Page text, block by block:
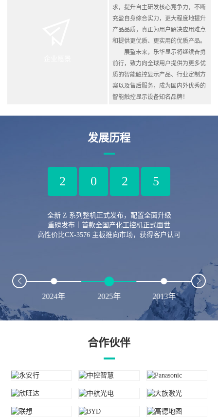
求，提升自主研发核心竞争力，不断
充盈自身综合实力，更大程度地提升
产品品质，真正为用户解决应用难点
和提供更优质、更实用的优质产品。
展望未来，乐华显示将继续奋勇
前行，致力向全球用户提供为更多优
质的智能触控显示产品、行业定制方
案以及售后服务，成为国内外优秀的
智能触控显示设备知名品牌！
发展历程
2 0 2 5
全新 Z 系列整机正式发布，配置全面升级
重磅发布｜首款全国产化工控机正式面世
高性价比CX-3576 主板推向市场，获得客户认可
2024年 2025年 2013年
合作伙伴